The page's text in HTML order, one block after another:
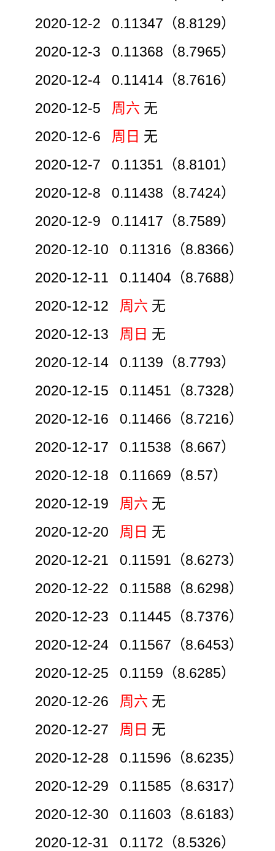
2020-12-2 0.11347（8.8129）
2020-12-3 0.11368（8.7965）
2020-12-4 0.11414（8.7616）
2020-12-5 周六 无
2020-12-6 周日 无
2020-12-7 0.11351（8.8101）
2020-12-8 0.11438（8.7424）
2020-12-9 0.11417（8.7589）
2020-12-10 0.11316（8.8366）
2020-12-11 0.11404（8.7688）
2020-12-12 周六 无
2020-12-13 周日 无
2020-12-14 0.1139（8.7793）
2020-12-15 0.11451（8.7328）
2020-12-16 0.11466（8.7216）
2020-12-17 0.11538（8.667）
2020-12-18 0.11669（8.57）
2020-12-19 周六 无
2020-12-20 周日 无
2020-12-21 0.11591（8.6273）
2020-12-22 0.11588（8.6298）
2020-12-23 0.11445（8.7376）
2020-12-24 0.11567（8.6453）
2020-12-25 0.1159（8.6285）
2020-12-26 周六 无
2020-12-27 周日 无
2020-12-28 0.11596（8.6235）
2020-12-29 0.11585（8.6317）
2020-12-30 0.11603（8.6183）
2020-12-31 0.1172（8.5326）